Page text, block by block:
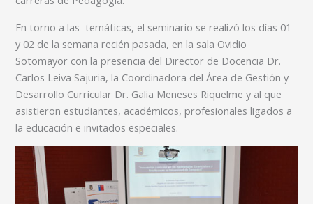
En torno a las temáticas, el seminario se realizó los días 01
y 02 de la semana recién pasada, en la sala Ovidio
Sotomayor con la presencia del Director de Docencia Dr.
Carlos Leiva Sajuria, la Coordinadora del Área de Gestión y
Desarrollo Curricular Dr. Galia Meneses Riquelme y al que
asistieron estudiantes, académicos, profesionales ligados a
la educación e invitados especiales.